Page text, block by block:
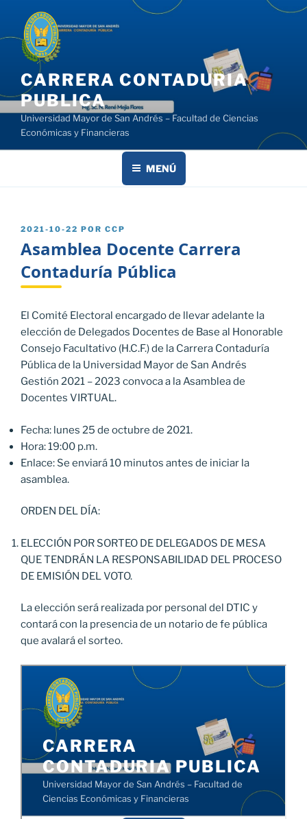
contenido
CARRERA CONTADURIA
PUBLICA
Universidad Mayor de San Andrés – Facultad de Ciencias
Económicas y Financieras
MENÚ
PUBLICADO
2021-10-22 POR CCP
Asamblea Docente Carrera
Contaduría Pública
El Comité Electoral encargado de llevar adelante la
elección de Delegados Docentes de Base al Honorable
Consejo Facultativo (H.C.F.) de la Carrera Contaduría
Pública de la Universidad Mayor de San Andrés
Gestión 2021 – 2023 convoca a la Asamblea de
Docentes VIRTUAL.
Fecha: lunes 25 de octubre de 2021.
Hora: 19:00 p.m.
Enlace: Se enviará 10 minutos antes de iniciar la
asamblea.
ORDEN DEL DÍA:
ELECCIÓN POR SORTEO DE DELEGADOS DE MESA
QUE TENDRÁN LA RESPONSABILIDAD DEL PROCESO
DE EMISIÓN DEL VOTO.
La elección será realizada por personal del DTIC y
contará con la presencia de un notario de fe pública
que avalará el sorteo.